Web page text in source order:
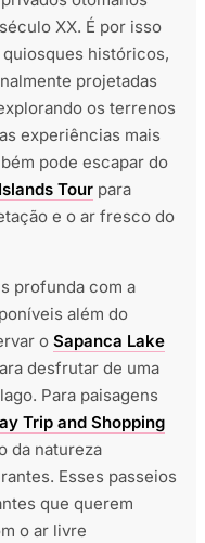
XX. É por isso
históricos,
projetadas
os terrenos
experiências mais
pode escapar do
Tour para
e o ar fresco do
profunda com a
além do
o Sapanca Lake
desfrutar de uma
Para paisagens
Trip and Shopping
da natureza
Esses passeios
que querem
o ar livre